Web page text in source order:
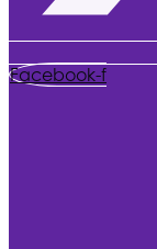
Facebook-f